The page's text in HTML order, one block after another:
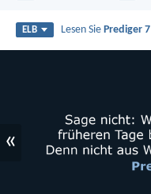
ELB Lesen Sie Prediger 7
«